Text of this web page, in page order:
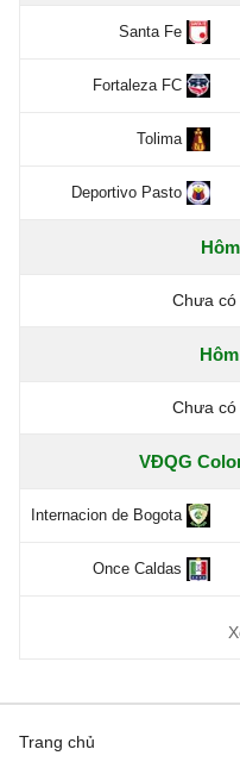
Santa Fe
Fortaleza FC
Tolima
Deportivo Pasto
Chưa
Chưa
VĐQG
Internacion de Bogota
Once Caldas
Trang chủ